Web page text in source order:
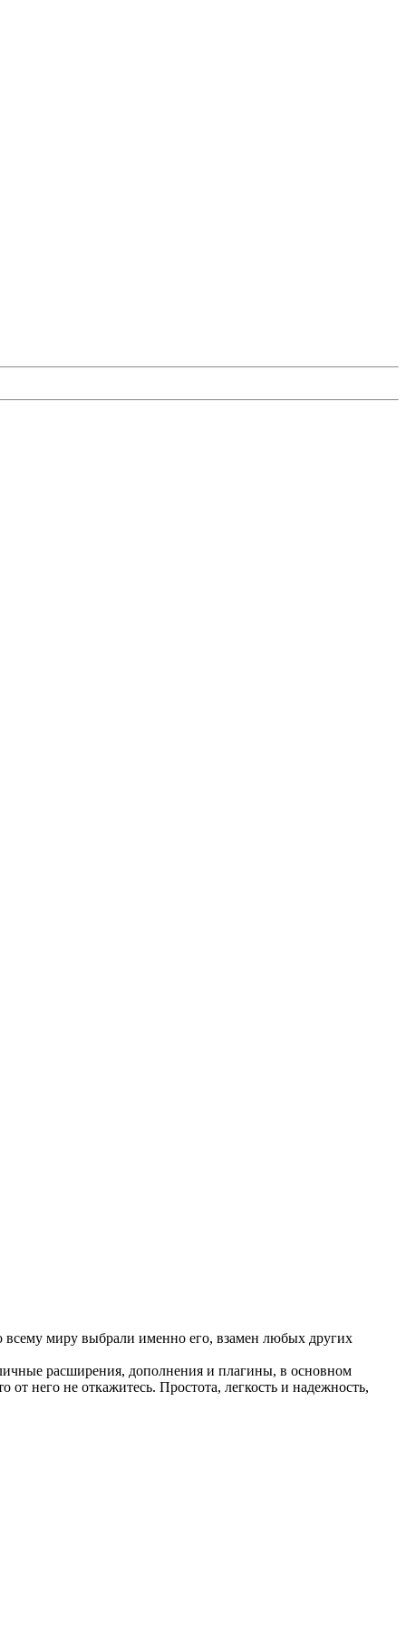
всему миру выбрали именно его, взамен любых других
расширения, дополнения и плагины, в основном
него не откажитесь. Простота, легкость и надежность,